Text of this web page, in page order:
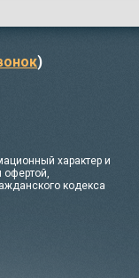
)
характер и
офертой,
кодекса